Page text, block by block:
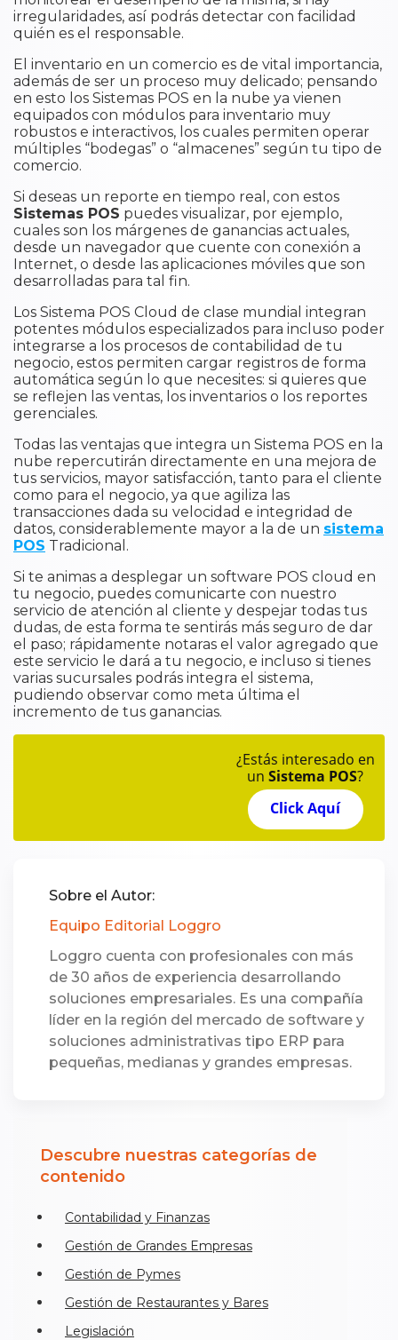
irregularidades, así podrás detectar con facilidad
quién es el responsable.
El inventario en un comercio es de vital importancia,
además de ser un proceso muy delicado; pensando
en esto los Sistemas POS en la nube ya vienen
equipados con módulos para inventario muy
robustos e interactivos, los cuales permiten operar
múltiples “bodegas” o “almacenes” según tu tipo de
comercio.
Si deseas un reporte en tiempo real, con estos
Sistemas POS puedes visualizar, por ejemplo,
cuales son los márgenes de ganancias actuales,
desde un navegador que cuente con conexión a
Internet, o desde las aplicaciones móviles que son
desarrolladas para tal fin.
Los Sistema POS Cloud de clase mundial integran
potentes módulos especializados para incluso poder
integrarse a los procesos de contabilidad de tu
negocio, estos permiten cargar registros de forma
automática según lo que necesites: si quieres que
se reflejen las ventas, los inventarios o los reportes
gerenciales.
Todas las ventajas que integra un Sistema POS en la
nube repercutirán directamente en una mejora de
tus servicios, mayor satisfacción, tanto para el cliente
como para el negocio, ya que agiliza las
transacciones dada su velocidad e integridad de
datos, considerablemente mayor a la de un sistema
POS Tradicional.
Si te animas a desplegar un software POS cloud en
tu negocio, puedes comunicarte con nuestro
servicio de atención al cliente y despejar todas tus
dudas, de esta forma te sentirás más seguro de dar
el paso; rápidamente notaras el valor agregado que
este servicio le dará a tu negocio, e incluso si tienes
varias sucursales podrás integra el sistema,
pudiendo observar como meta última el
incremento de tus ganancias.
¿Estás interesado en
unSistema POS?
Click Aquí
Sobre el Autor:
Equipo Editorial Loggro
Loggro cuenta con profesionales con más
de 30 años de experiencia desarrollando
soluciones empresariales. Es una compañía
líder en la región del mercado de software y
soluciones administrativas tipo ERP para
pequeñas, medianas y grandes empresas.
Descubre nuestras categorías de
contenido
Contabilidad y Finanzas
Gestión de Grandes Empresas
Gestión de Pymes
Gestión de Restaurantes y Bares
Legislación